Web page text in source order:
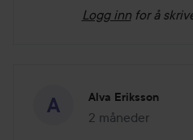
Logg inn for å
Alva Eriksson
2 måneder
Innlegget ble